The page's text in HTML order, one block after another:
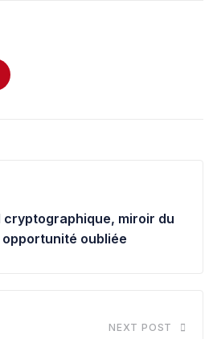
cryptographique, miroir du
oubliée
NEXT POST